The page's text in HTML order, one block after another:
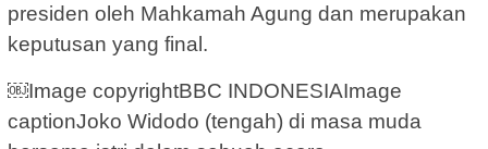
presiden oleh Mahkamah Agung dan merupakan
keputusan yang final.
￼Image copyrightBBC INDONESIAImage
captionJoko Widodo (tengah) di masa muda